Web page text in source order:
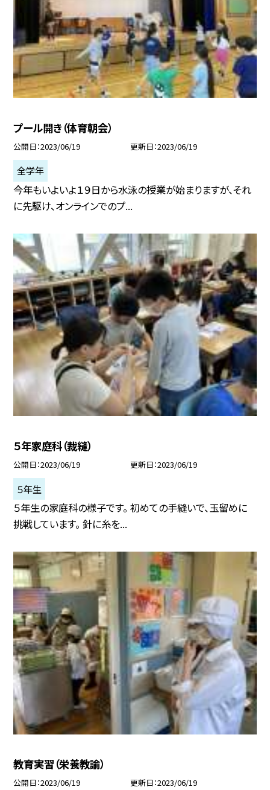
プール開き（体育朝会）
公開日 2023/06/19 更新日 2023/06/19
全学年
今年もいよいよ１９日から水泳の授業が始まりますが、それ
に先駆け、オンラインでのプ...
５年家庭科（裁縫）
公開日 2023/06/19 更新日 2023/06/19
５年生
５年生の家庭科の様子です。 初めての手縫いで、玉留めに
挑戦しています。 針に糸を...
教育実習（栄養教諭）
公開日 2023/06/19 更新日 2023/06/19